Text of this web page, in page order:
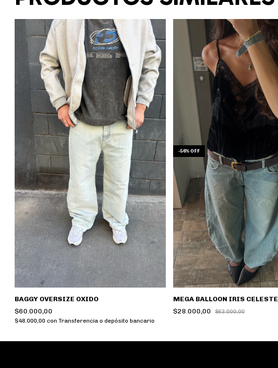
BAGGY OVERSIZE OXIDO
$60.000,00
$48.000,00 con Transferencia o depósito bancario
-56% OFF
MEGA BALLOON IRIS CELESTE
$28.000,00
$63.000,00